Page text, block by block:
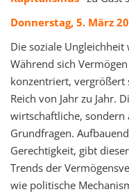
Donnerstag, 5. März
Die soziale
Während sich
konzentriert, vergrößert
Reich von Jahr zu Jahr.
wirtschaftliche, sondern
Grundfragen.
Gerechtigkeit, gibt
Trends der
wie politische